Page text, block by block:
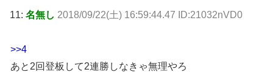
11: 名無し 2018/09/22(土) 16:59:44.47 ID:21032nVD0
>>4
あと2回登板して2連勝しなきゃ無理やろ